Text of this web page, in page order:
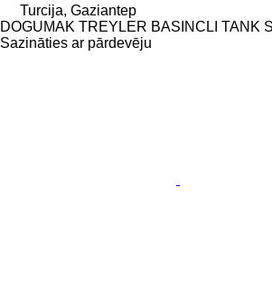
Turcija, Gaziantep
DOGUMAK TREYLER BASINCLI TANK
Sazināties ar pārdevēju